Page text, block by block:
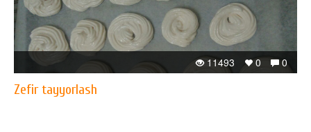
0
0
11493
Zefir tayyorlash